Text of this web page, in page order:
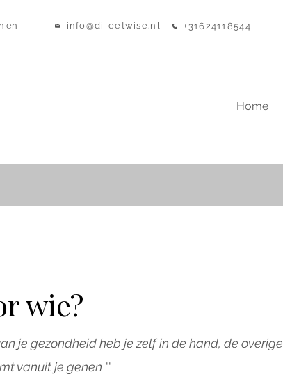
en
info@di-eetwise.nl +31624118544
wie?
je gezondheid heb je zelf in de hand, de overige
vanuit je genen ''
Home